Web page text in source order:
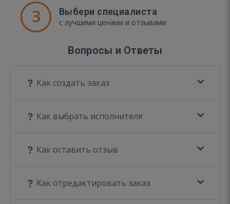
3 Выбери специалиста
с лучшими ценами и отзывами
Вопросы и Ответы
Как создать заказ
Как выбрать исполнителя
Как оставить отзыв
Как отредактировать заказ